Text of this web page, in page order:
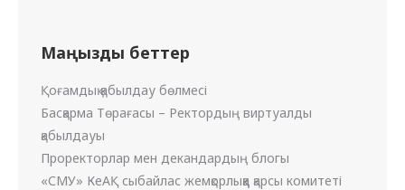
Маңызды беттер
Қоғамдық қабылдау бөлмесі
Басқарма Төрағасы – Ректордың виртуалды
қабылдауы
Проректорлар мен декандардың блогы
«СМУ» КеАҚ сыбайлас жемқорлыққа қарсы комитеті